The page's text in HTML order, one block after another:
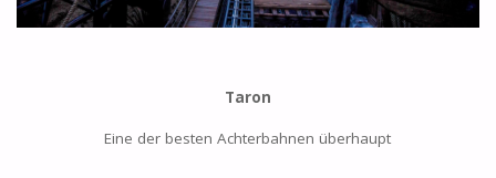
Taron
Eine der besten Achterbahnen überhaupt